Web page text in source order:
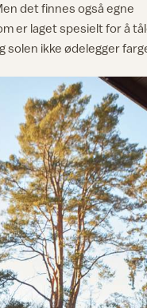
det finnes også egne
er laget spesielt for å
solen ikke ødelegger